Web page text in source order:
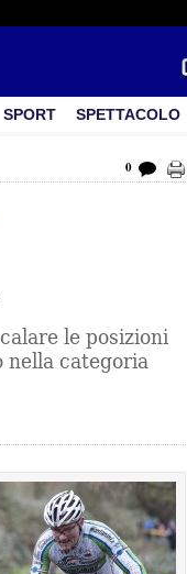
SPORT SPETTACOLO
0
le posizioni
nella categoria